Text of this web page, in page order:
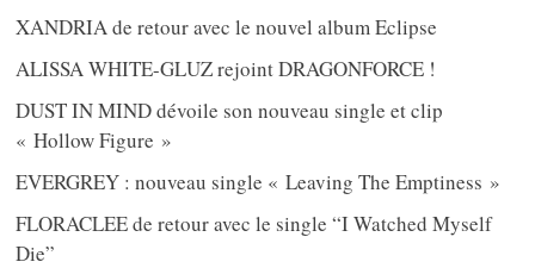
XANDRIA de retour avec le nouvel album Eclipse
ALISSA WHITE-GLUZ rejoint DRAGONFORCE !
DUST IN MIND dévoile son nouveau single et clip
« Hollow Figure »
EVERGREY : nouveau single « Leaving The Emptiness »
FLORACLEE de retour avec le single “I Watched Myself
Die”